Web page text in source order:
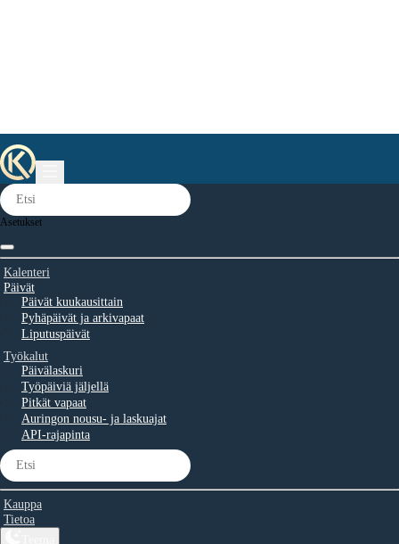
Asetukset
Kalenteri
Päivät
Päivät kuukausittain
Pyhäpäivät ja arkivapaat
Liputuspäivät
Työkalut
Päivälaskuri
Työpäiviä jäljellä
Pitkät vapaat
Auringon nousu- ja laskuajat
API-rajapinta
Kauppa
Tietoa